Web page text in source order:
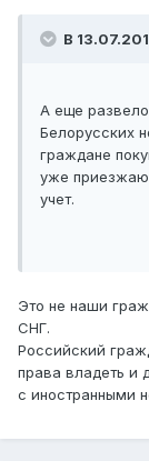
В
А еще
Белорусских
граждане
уже
учет.
Это не наши
СНГ.
Российский
права владеть и
с иностранными